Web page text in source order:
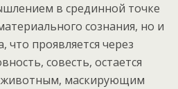
в срединной точке
сознания, но и
что проявляется через
совесть, остается
маскирующим